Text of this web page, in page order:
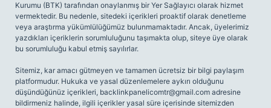
Kurumu (BTK) tarafından onaylanmış bir Yer Sağlayıcı olarak hizmet
vermektedir. Bu nedenle, sitedeki içerikleri proaktif olarak denetleme
veya araştırma yükümlülüğümüz bulunmamaktadır. Ancak, üyelerimiz
yazdıkları içeriklerin sorumluluğunu taşımakta olup, siteye üye olarak
bu sorumluluğu kabul etmiş sayılırlar.
Sitemiz, kar amacı gütmeyen ve tamamen ücretsiz bir bilgi paylaşım
platformudur. Hukuka ve yasal düzenlemelere aykırı olduğunu
düşündüğünüz içerikleri, backlinkpanelicomtr@gmail.com adresine
bildirmeniz halinde, ilgili içerikler yasal süre içerisinde sitemizden